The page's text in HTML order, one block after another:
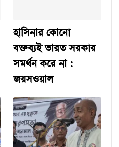
হাসিনার কোনো
বক্তব্যই ভারত সরকার
সমর্থন করে না :
জয়সওয়াল